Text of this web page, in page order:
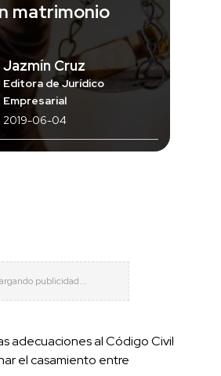
matrimonio
Jazmín Cruz
Editora de Jurídico
Empresarial
2019-06-04
adecuaciones al Código Civil
el casamiento entre